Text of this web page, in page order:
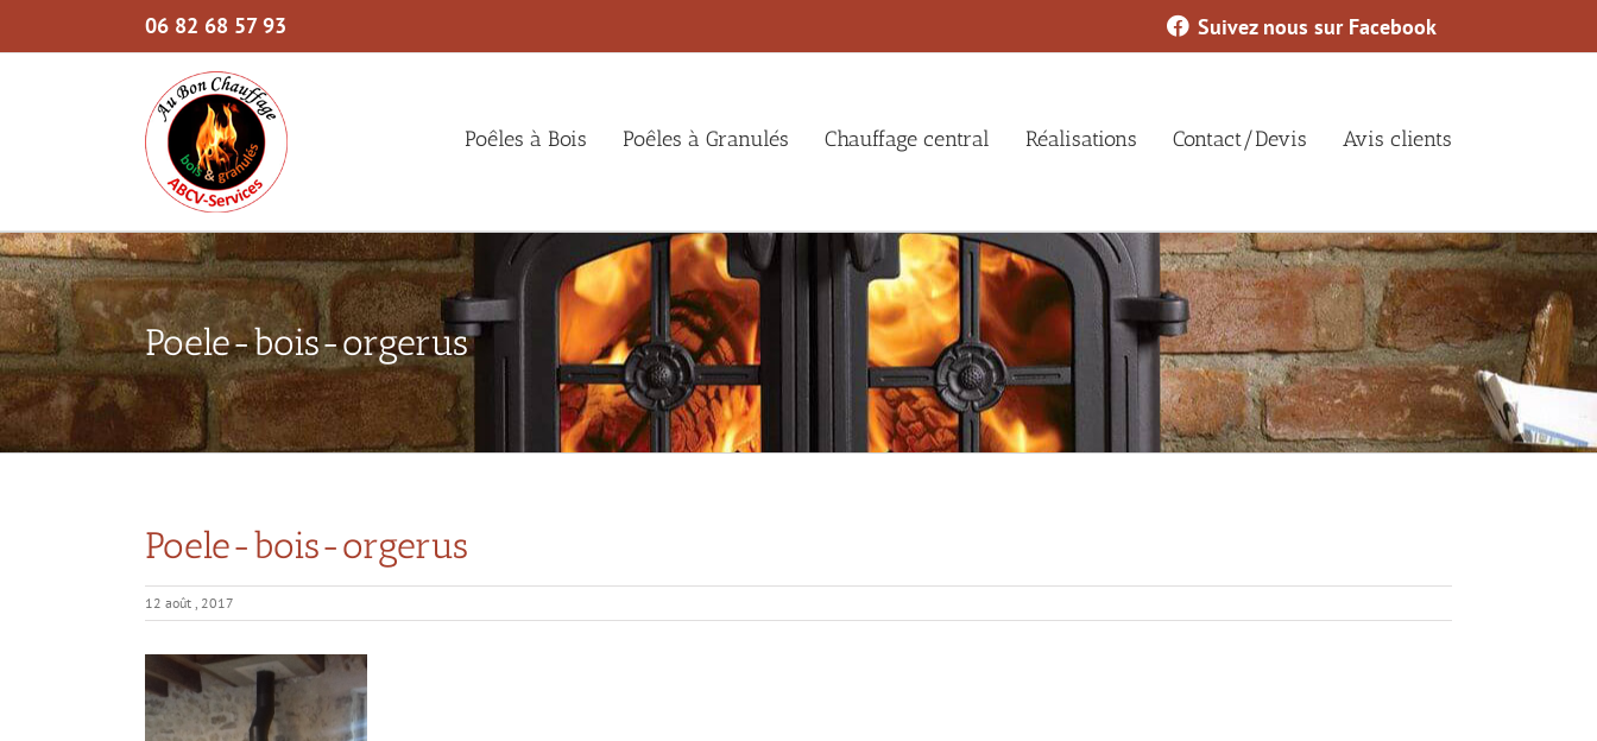
06 82 68 57 93 Suivez nous sur Facebook
Poêles à Bois Poêles à Granulés Chauffage central Réalisations Contact/Devis Avis clients
Poele-bois-orgerus
Poele-bois-orgerus
12 août , 2017